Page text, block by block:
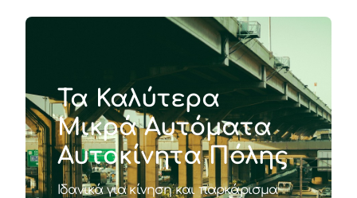
Τα Καλύτερα
Μικρά Αυτόματα
Αυτοκίνητα Πόλης
Ιδανικά για κίνηση και παρκάρισμα